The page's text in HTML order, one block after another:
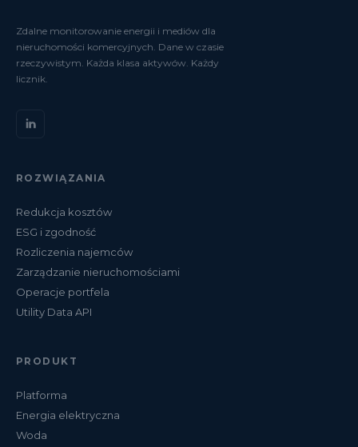
Zdalne monitorowanie energii i mediów dla
nieruchomości komercyjnych. Dane w czasie
rzeczywistym. Każda klasa aktywów. Każdy
licznik.
ROZWIĄZANIA
Redukcja kosztów
ESG i zgodność
Rozliczenia najemców
Zarządzanie nieruchomościami
Operacje portfela
Utility Data API
PRODUKT
Platforma
Energia elektryczna
Woda